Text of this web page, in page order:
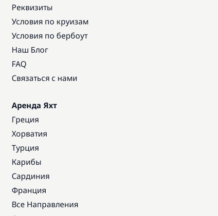
Реквизиты
Условия по круизам
Условия по бербоут
Наш Блог
FAQ
Связаться с нами
Аренда Яхт
Греция
Хорватия
Турция
Карибы
Сардиния
Франция
Все Направления